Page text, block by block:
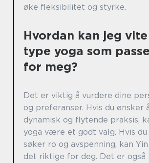
øke fleksibilitet og styrke.
Hvordan kan jeg
type yoga som
for meg?
Det er viktig å vurdere dine
og preferanser. Hvis du ønsker
dynamisk og flytende praksis,
yoga være et godt valg. Hvis
søker ro og avspenning, kan
det riktige for deg. Det er også